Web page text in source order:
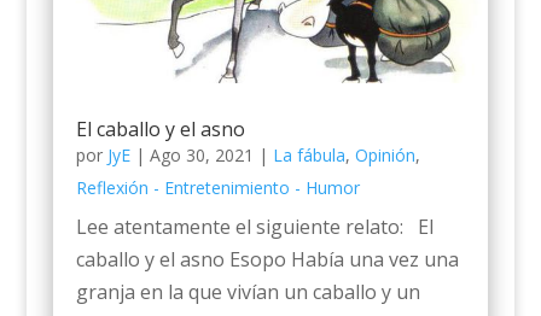
El caballo y el asno
por JyE| Ago 30, 2021 | La fábula, Opinión,
Reflexión - Entretenimiento - Humor
Lee atentamente el siguiente relato: El
caballo y el asno Esopo Había una vez una
granja en la que vivían un caballo y un